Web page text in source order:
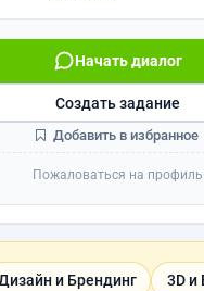
Начать диалог
Создать задание
Добавить в избранное
Пожаловаться на профиль
и Брендинг 3D и